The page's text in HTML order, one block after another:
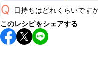
Q 日持ちはどれくらいです
保存期間は冷蔵で翌日中
し上がりください。
このレシピをシェアする